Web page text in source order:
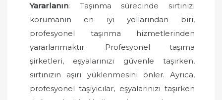
Yararlanın: Taşınma sürecinde sırtınızı
korumanın en iyi yollarından biri,
profesyonel taşınma hizmetlerinden
yararlanmaktır. Profesyonel taşıma
şirketleri, eşyalarınızı güvenle taşırken,
sırtınızın aşırı yüklenmesini önler. Ayrıca,
profesyonel taşıyıcılar, eşyalarınızı taşırken